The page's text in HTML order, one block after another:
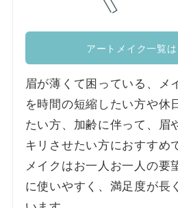
アートメイク一覧
眉が薄くて困っている、メ
を時間の短縮したい方や休
たい方、加齢に伴って、眉
キリさせたい方におすすめ
メイクはお一人お一人の要
に使いやすく、満足度が長